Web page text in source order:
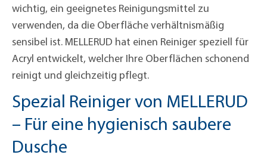
wichtig, ein geeignetes Reinigungsmittel zu
verwenden, da die Oberfläche verhältnismäßig
sensibel ist. MELLERUD hat einen Reiniger speziell für
Acryl entwickelt, welcher Ihre Oberflächen schonend
reinigt und gleichzeitig pflegt.
Spezial Reiniger von MELLERUD
– Für eine hygienisch saubere
Dusche